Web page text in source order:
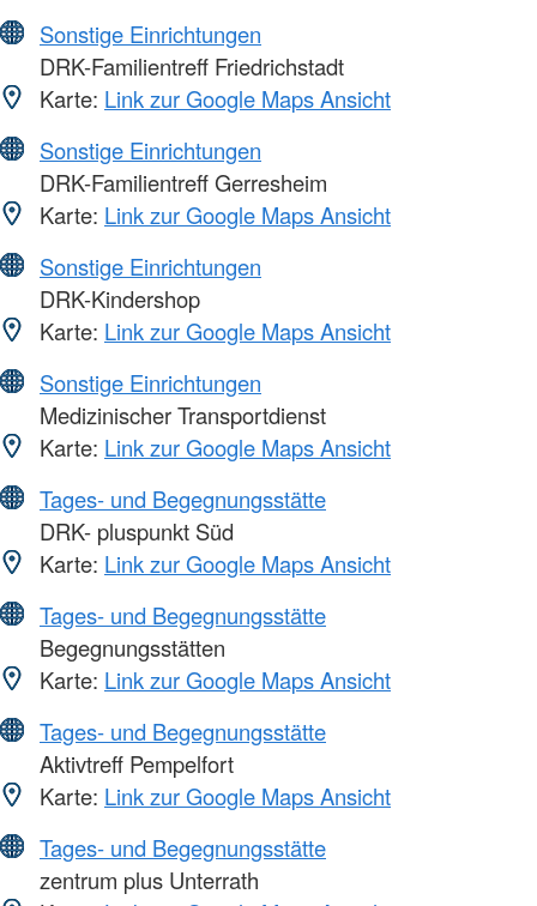
Sonstige Einrichtungen
DRK-Familientreff Friedrichstadt
Karte: Link zur Google Maps Ansicht
Sonstige Einrichtungen
DRK-Familientreff Gerresheim
Karte: Link zur Google Maps Ansicht
Sonstige Einrichtungen
DRK-Kindershop
Karte: Link zur Google Maps Ansicht
Sonstige Einrichtungen
Medizinischer Transportdienst
Karte: Link zur Google Maps Ansicht
Tages- und Begegnungsstätte
DRK- pluspunkt Süd
Karte: Link zur Google Maps Ansicht
Tages- und Begegnungsstätte
Begegnungsstätten
Karte: Link zur Google Maps Ansicht
Tages- und Begegnungsstätte
Aktivtreff Pempelfort
Karte: Link zur Google Maps Ansicht
Tages- und Begegnungsstätte
zentrum plus Unterrath